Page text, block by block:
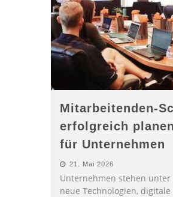
Mitarbeitenden-
erfolgreich
für Unternehmen
21. Mai 2026
Unternehmen stehen unter
neue Technologien, digitale